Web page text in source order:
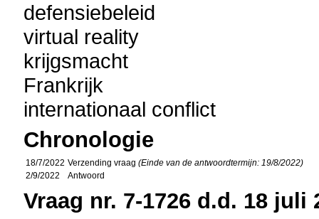
defensiebeleid
virtual reality
krijgsmacht
Frankrijk
internationaal conflict
Chronologie
18/7/2022 Verzending vraag(Einde van de antwoordtermijn: 19/8/2022)
2/9/2022
Antwoord
Vraag nr. 7-1726 d.d. 18